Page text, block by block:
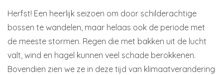
Herfst! Een heerlijk seizoen om door schilderachtige
bossen te wandelen, maar helaas ook de periode met
de meeste stormen. Regen die met bakken uit de lucht
valt, wind en hagel kunnen veel schade berokkenen.
Bovendien zien we ze in deze tijd van klimaatverandering